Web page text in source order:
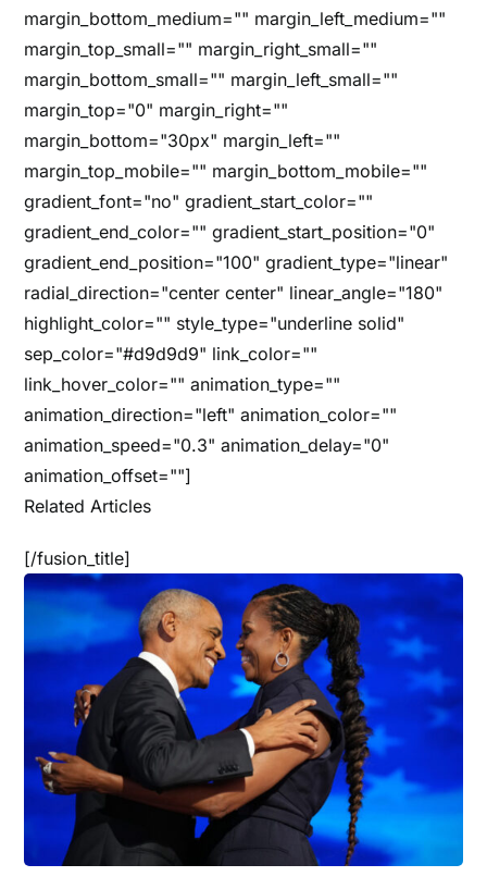
margin_bottom_medium="" margin_left_medium=""
margin_top_small="" margin_right_small=""
margin_bottom_small="" margin_left_small=""
margin_top="0" margin_right=""
margin_bottom="30px" margin_left=""
margin_top_mobile="" margin_bottom_mobile=""
gradient_font="no" gradient_start_color=""
gradient_end_color="" gradient_start_position="0"
gradient_end_position="100" gradient_type="linear"
radial_direction="center center" linear_angle="180"
highlight_color="" style_type="underline solid"
sep_color="#d9d9d9" link_color=""
link_hover_color="" animation_type=""
animation_direction="left" animation_color=""
animation_speed="0.3" animation_delay="0"
animation_offset=""]
Related Articles
[/fusion_title]